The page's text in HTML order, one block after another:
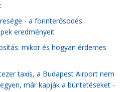
- a forinterősödés
eredményeit
mikor és hogyan érdemes
taxis, a Budapest Airport nem
már kapják a büntetéseket -